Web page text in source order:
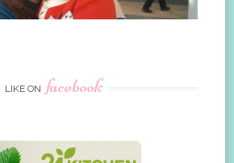
LIKE ON facebook